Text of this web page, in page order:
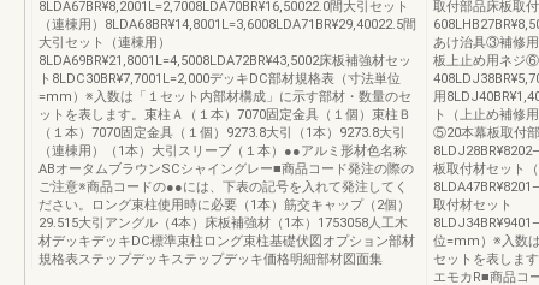
8LDA67BR¥8,2001L=2,7008LDA70BR¥16,50022.0間大引セット
（連棟用）8LDA68BR¥14,8001L=3,6008LDA71BR¥29,40022.5間
大引セット（連棟用）
8LDA69BR¥21,8001L=4,5008LDA72BR¥43,5002床板補強材セッ
ト8LDC30BR¥7,7001L=2,000デッキDC部材規格表（寸法単位
=mm）※入数は「１セット内部材構成」に示す部材・数量のセ
ットを表します。束柱Ａ（１本）7070固定金具（１個）束柱Ｂ
（１本）7070固定金具（１個）9273.8大引（1本）9273.8大引
（連棟用）（1本）大引スリーブ（１本）●●アルミ形材色名称
ABオータムブラウンSCシャイングレー■商品コード発注の際の
ご注意※商品コードの●●には、下表の記号を入れて発注してく
ださい。ロング束柱使用時に必要（1本）筋交キャップ（2個）
29.515大引アングル（4本）床板補強材（1本）1753058人工木
材デッキデッキDC標準束柱ロング束柱基礎伏図オプション部材
規格表ステップデッキステップデッキ価格明細部材図面集
取付部品床板取
あけ治具③補修
板上止め用ネジ
用
ト（上止め補修
⑤20本幕板取付
板取付材セット
取付材セット
位=mm）※入数
セットを表しま
エモカR■商品コ